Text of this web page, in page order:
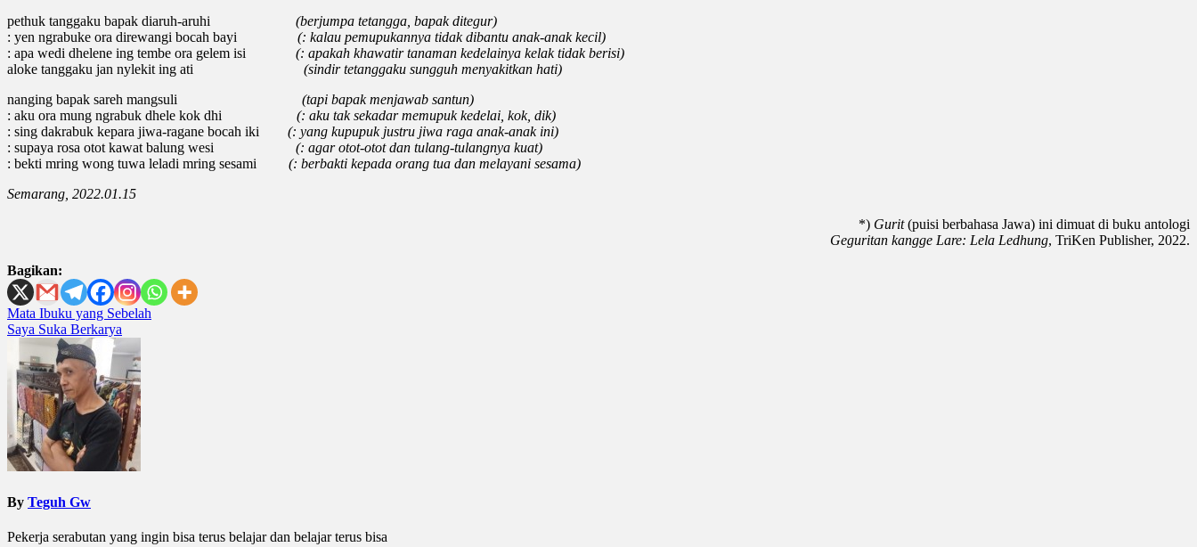
pethuk tanggaku bapak diaruh-aruhi (berjumpa tetangga, bapak ditegur)
: yen ngrabuke ora direwangi bocah bayi (: kalau pemupukannya tidak dibantu anak-anak kecil)
: apa wedi dhelene ing tembe ora gelem isi (: apakah khawatir tanaman kedelainya kelak tidak berisi)
aloke tanggaku jan nylekit ing ati (sindir tetanggaku sungguh menyakitkan hati)
nanging bapak sareh mangsuli (tapi bapak menjawab santun)
: aku ora mung ngrabuk dhele kok dhi (: aku tak sekadar memupuk kedelai, kok, dik)
: sing dakrabuk kepara jiwa-ragane bocah iki (: yang kupupuk justru jiwa raga anak-anak ini)
: supaya rosa otot kawat balung wesi (: agar otot-otot dan tulang-tulangnya kuat)
: bekti mring wong tuwa leladi mring sesami (: berbakti kepada orang tua dan melayani sesama)
Semarang, 2022.01.15
*) Gurit(puisi berbahasa Jawa) ini dimuat di buku antologi
Geguritan kangge Lare: Lela Ledhung, TriKen Publisher, 2022.
Bagikan:
Post
navigation
Mata Ibuku yang Sebelah
Saya Suka Berkarya
By Teguh Gw
Pekerja serabutan yang ingin bisa terus belajar dan belajar terus bisa